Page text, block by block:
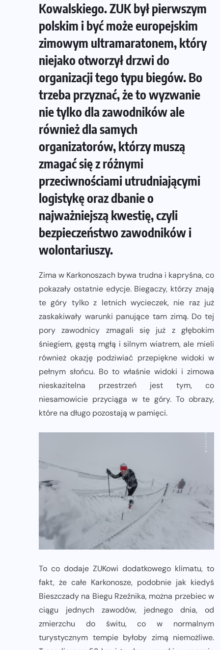
Kowalskiego. ZUK był pierwszym
polskim i być może europejskim
zimowym ultramaratonem, który
niejako otworzył drzwi do
organizacji tego typu biegów. Bo
trzeba przyznać, że to wyzwanie
nie tylko dla zawodników ale
również dla samych
organizatorów, którzy muszą
zmagać się z różnymi
przeciwnościami utrudniającymi
logistykę oraz dbanie o
najważniejszą kwestię, czyli
bezpieczeństwo zawodników i
wolontariuszy.
Zima w Karkonoszach bywa trudna i kapryśna, co
pokazały ostatnie edycje. Biegaczy, którzy znają
te góry tylko z letnich wycieczek, nie raz już
zaskakiwały warunki panujące tam zimą. Do tej
pory zawodnicy zmagali się już z głębokim
śniegiem, gęstą mgłą i silnym wiatrem, ale mieli
również okazję podziwiać przepiękne widoki w
pełnym słońcu. Bo to właśnie widoki i zimowa
nieskazitelna przestrzeń jest tym, co
niesamowicie przyciąga w te góry. To obrazy,
które na długo pozostają w pamięci.
To co dodaje ZUKowi dodatkowego klimatu, to
fakt, że całe Karkonosze, podobnie jak kiedyś
Bieszczady na Biegu Rzeźnika, można przebiec w
ciągu jednych zawodów, jednego dnia, od
zmierzchu do świtu, co w normalnym
turystycznym tempie byłoby zimą niemożliwe.